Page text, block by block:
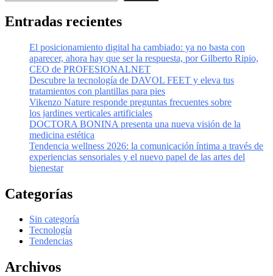
Entradas recientes
El posicionamiento digital ha cambiado: ya no basta con
aparecer, ahora hay que ser la respuesta, por Gilberto Ripio,
CEO de PROFESIONALNET
Descubre la tecnología de DAVOL FEET y eleva tus
tratamientos con plantillas para pies
Vikenzo Nature responde preguntas frecuentes sobre
los jardines verticales artificiales
DOCTORA BONINA presenta una nueva visión de la
medicina estética
Tendencia wellness 2026: la comunicación íntima a través de
experiencias sensoriales y el nuevo papel de las artes del
bienestar
Categorías
Sin categoría
Tecnología
Tendencias
Archivos